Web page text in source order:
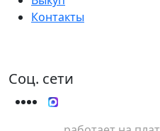
Контакты
Соц. сети